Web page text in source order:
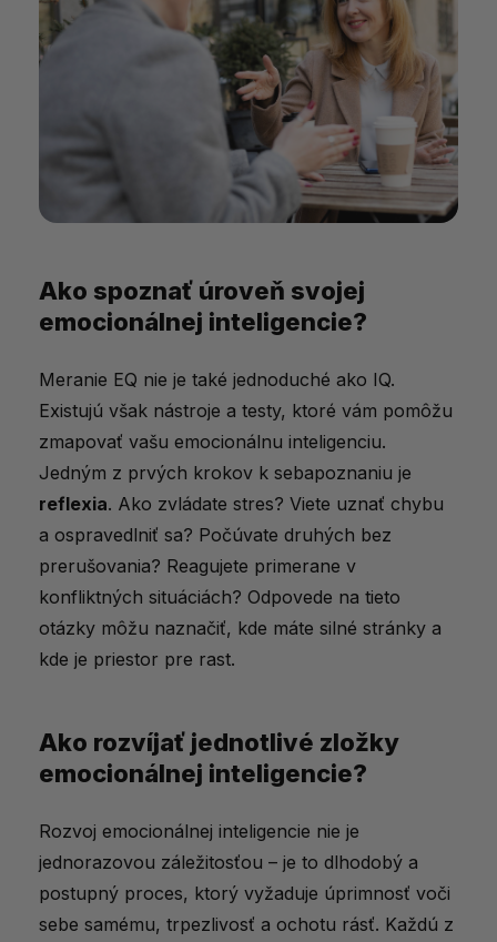
Ako spoznať úroveň svojej
emocionálnej inteligencie?
Meranie EQ nie je také jednoduché ako IQ.
Existujú však nástroje a testy, ktoré vám pomôžu
zmapovať vašu emocionálnu inteligenciu.
Jedným z prvých krokov k sebapoznaniu je
reflexia. Ako zvládate stres? Viete uznať chybu
a ospravedlniť sa? Počúvate druhých bez
prerušovania? Reagujete primerane v
konfliktných situáciách? Odpovede na tieto
otázky môžu naznačiť, kde máte silné stránky a
kde je priestor pre rast.
Ako rozvíjať jednotlivé zložky
emocionálnej inteligencie?
Rozvoj emocionálnej inteligencie nie je
jednorazovou záležitosťou – je to dlhodobý a
postupný proces, ktorý vyžaduje úprimnosť voči
sebe samému, trpezlivosť a ochotu rásť. Každú z